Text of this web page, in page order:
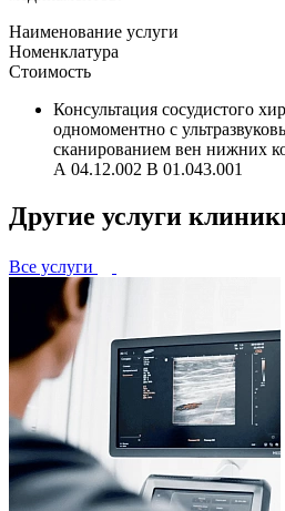
Наименование услуги
Номенклатура
Стоимость
Консультация сосудистого
одномоментно с
сканированием вен нижних
А 04.12.002 В 01.043.001
Другие услуги
Все услуги